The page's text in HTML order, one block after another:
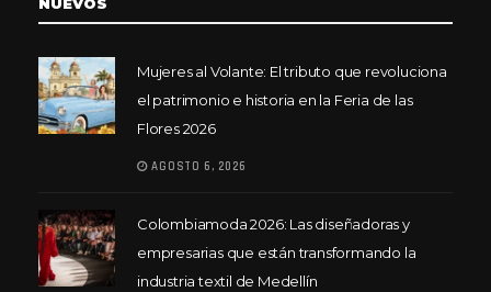
NUEVOS
Mujeres al Volante: El tributo que revoluciona
el patrimonio e historia en la Feria de las
Flores 2026
AGOSTO 6, 2026
Colombiamoda 2026: Las diseñadoras y
empresarias que están transformando la
industria textil de Medellín